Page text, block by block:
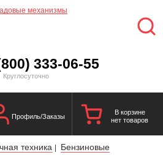
333-06-55
Круглосуточно
Профиль/Заказы
В корзине
нет товаров
техника |
Бензиновые